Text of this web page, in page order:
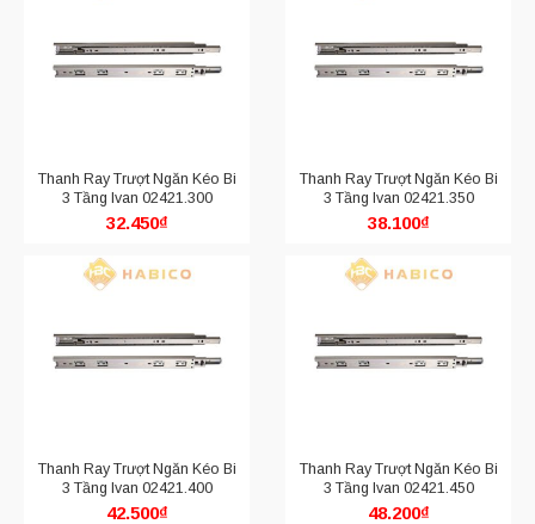
Thanh Ray Trượt Ngăn Kéo Bi
3 Tầng Ivan 02421.300
32.450₫
Thanh Ray Trượt Ngăn Kéo Bi
3 Tầng Ivan 02421.350
38.100₫
Thanh Ray Trượt Ngăn Kéo Bi
3 Tầng Ivan 02421.400
42.500₫
Thanh Ray Trượt Ngăn Kéo Bi
3 Tầng Ivan 02421.450
48.200₫